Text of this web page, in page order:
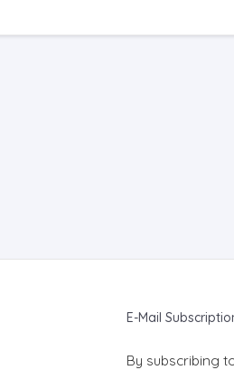
E-Mail
By subscribing